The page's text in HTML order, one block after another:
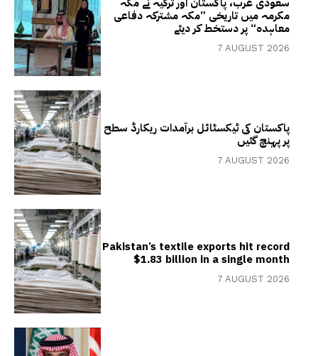
مکرمہ میں تاریخی ”مکہ مشترکہ دفاعی
معاہدہ“ پر دستخط کر دیئے
7 AUGUST 2026
پاکستان کی ٹیکسٹائل برآمدات ریکارڈ سطح
پر پہنچ گئیں
7 AUGUST 2026
Pakistan’s textile exports hit record
$1.83 billion in a single month
7 AUGUST 2026